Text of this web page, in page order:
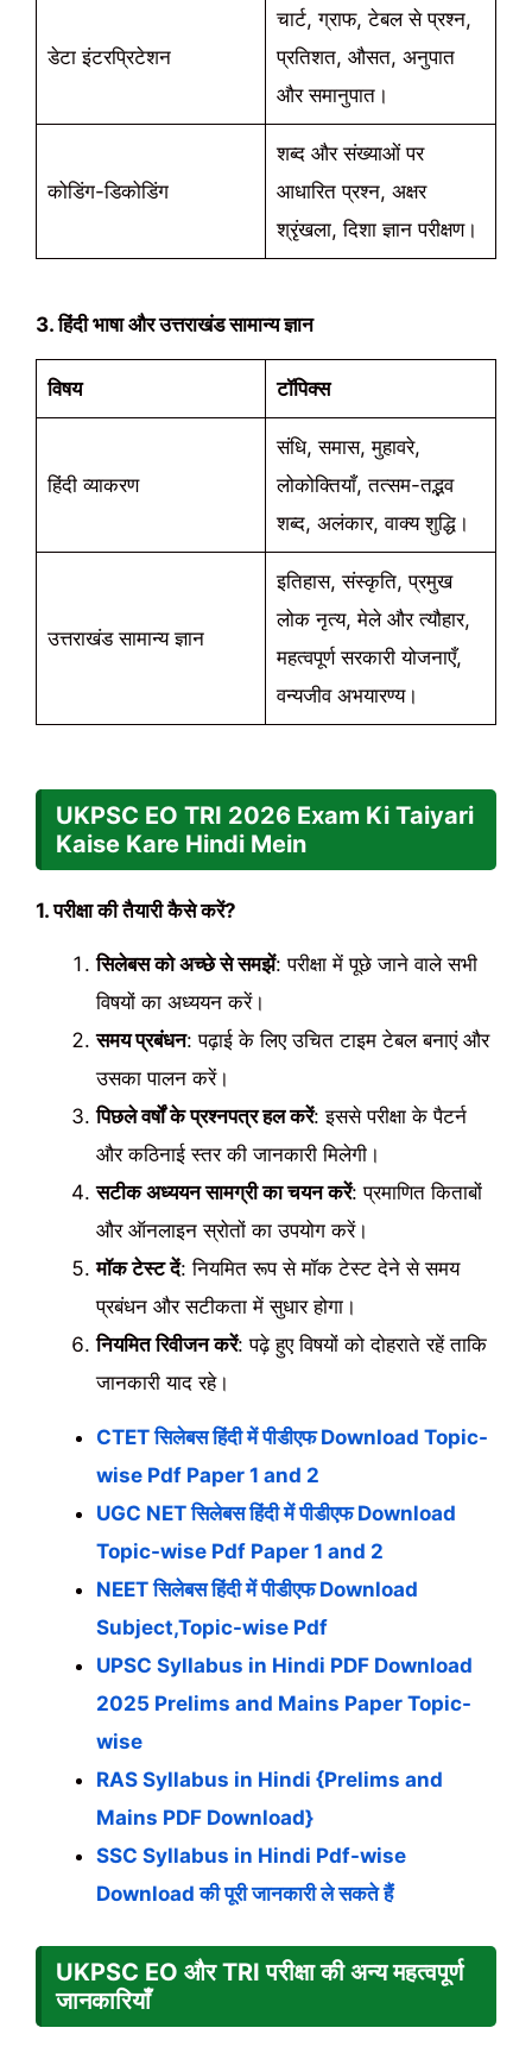
डेटा इंटरप्रिटेशन
चार्ट, ग्राफ, टेबल से प्रश्न,
प्रतिशत, औसत, अनुपात
और समानुपात।
कोडिंग-डिकोडिंग
शब्द और संख्याओं पर
आधारित प्रश्न, अक्षर
श्रृंखला, दिशा ज्ञान परीक्षण।
3. हिंदी भाषा और उत्तराखंड सामान्य ज्ञान
विषय टॉपिक्स
हिंदी व्याकरण
संधि, समास, मुहावरे,
लोकोक्तियाँ, तत्सम-तद्भव
शब्द, अलंकार, वाक्य शुद्धि।
उत्तराखंड सामान्य ज्ञान
इतिहास, संस्कृति, प्रमुख
लोक नृत्य, मेले और त्यौहार,
महत्वपूर्ण सरकारी योजनाएँ,
वन्यजीव अभयारण्य।
UKPSC EO TRI 2026 Exam Ki Taiyari
Kaise Kare Hindi Mein
1. परीक्षा की तैयारी कैसे करें?
सिलेबस को अच्छे से समझें: परीक्षा में पूछे जाने वाले सभी
विषयों का अध्ययन करें।
समय प्रबंधन: पढ़ाई के लिए उचित टाइम टेबल बनाएं और
उसका पालन करें।
पिछले वर्षों के प्रश्नपत्र हल करें: इससे परीक्षा के पैटर्न
और कठिनाई स्तर की जानकारी मिलेगी।
सटीक अध्ययन सामग्री का चयन करें: प्रमाणित किताबों
और ऑनलाइन स्रोतों का उपयोग करें।
मॉक टेस्ट दें: नियमित रूप से मॉक टेस्ट देने से समय
प्रबंधन और सटीकता में सुधार होगा।
नियमित रिवीजन करें: पढ़े हुए विषयों को दोहराते रहें ताकि
जानकारी याद रहे।
CTET सिलेबस हिंदी में पीडीएफ Download Topic-
wise Pdf Paper 1 and 2
UGC NET सिलेबस हिंदी में पीडीएफ Download
Topic-wise Pdf Paper 1 and 2
NEET सिलेबस हिंदी में पीडीएफ Download
Subject,Topic-wise Pdf
UPSC Syllabus in Hindi PDF Download
2025 Prelims and Mains Paper Topic-
wise
RAS Syllabus in Hindi {Prelims and
Mains PDF Download}
SSC Syllabus in Hindi Pdf-wise
Download की पूरी जानकारी ले सकते हैं
UKPSC EO और TRI परीक्षा की अन्य महत्वपूर्ण
जानकारियाँ